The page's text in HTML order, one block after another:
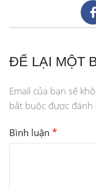
ĐỂ LẠI MỘT
Email của bạn sẽ
bắt buộc được đánh
Bình luận *